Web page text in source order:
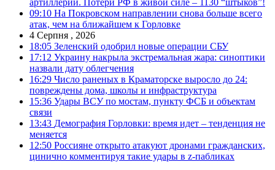
09:10 На Покровском направлении снова больше всего
атак, чем на ближайшем к Горловке
4 Серпня , 2026
18:05 Зеленский одобрил новые операции СБУ
17:12 Украину накрыла экстремальная жара: синоптики
назвали дату облегчения
16:29 Число раненых в Краматорске выросло до 24:
повреждены дома, школы и инфраструктура
15:36 Удары ВСУ по мостам, пункту ФСБ и объектам
связи
13:43 Демография Горловки: время идет – тенденция не
меняется
12:50 Россияне открыто атакуют дронами гражданских,
цинично комментируя такие удары в z-пабликах